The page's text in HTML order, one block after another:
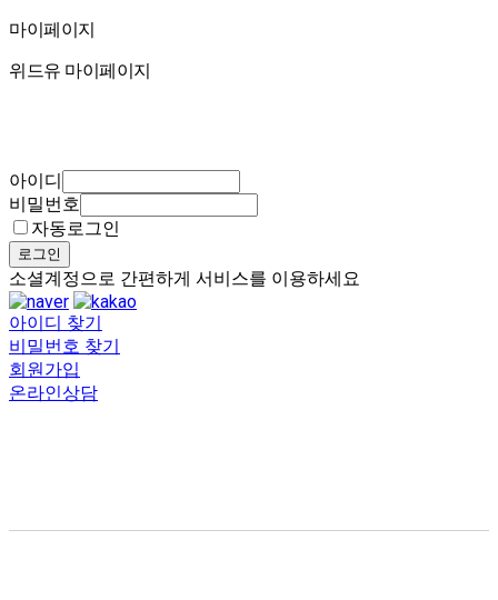
마이페이지
마이페이지
위드유 마이페이지
아이디
비밀번호
자동로그인
로그인
소셜계정으로 간편하게 서비스를 이용하세요
아이디 찾기
비밀번호 찾기
회원가입
온라인상담